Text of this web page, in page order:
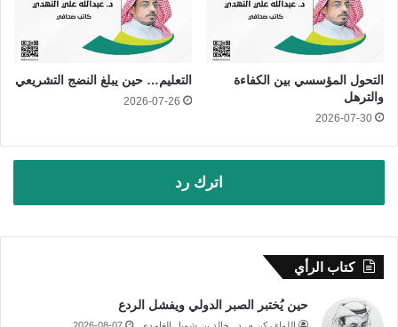
التحول المؤسسي بين الكفاءة
والترهل
2026-07-30
التعليم… حين يبلغ النضج التشريعي
2026-07-26
اترك رد
كتاب الرأي
حين يُختبر الصبر الدولي ويفشل الردع